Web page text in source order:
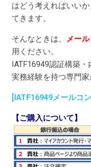
はどう考えればいい
てきます。
そんなときは、 メー
用ください。
IATF16949認証構築
実務経験を持つ専門家
[IATF16949メールコ
【ご購入について】